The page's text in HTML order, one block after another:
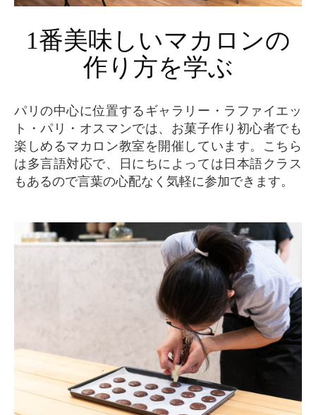
1番美味しいマカロンの
作り方を学ぶ
パリの中心に位置するギャラリー・ラファイエッ
ト・パリ・オスマンでは、お菓子作り初心者でも
楽しめるマカロン教室を開催しています。こちら
は多言語対応で、日にちによっては日本語クラス
もあるので言葉の心配なく気軽に参加できます。